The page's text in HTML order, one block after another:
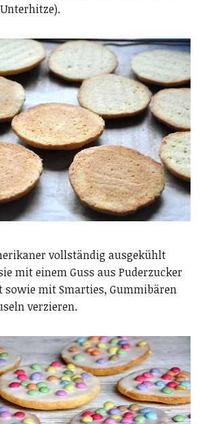
vollständig ausgekühlt
mit einem Guss aus Puderzucker
mit Smarties, Gummibären
verzieren.